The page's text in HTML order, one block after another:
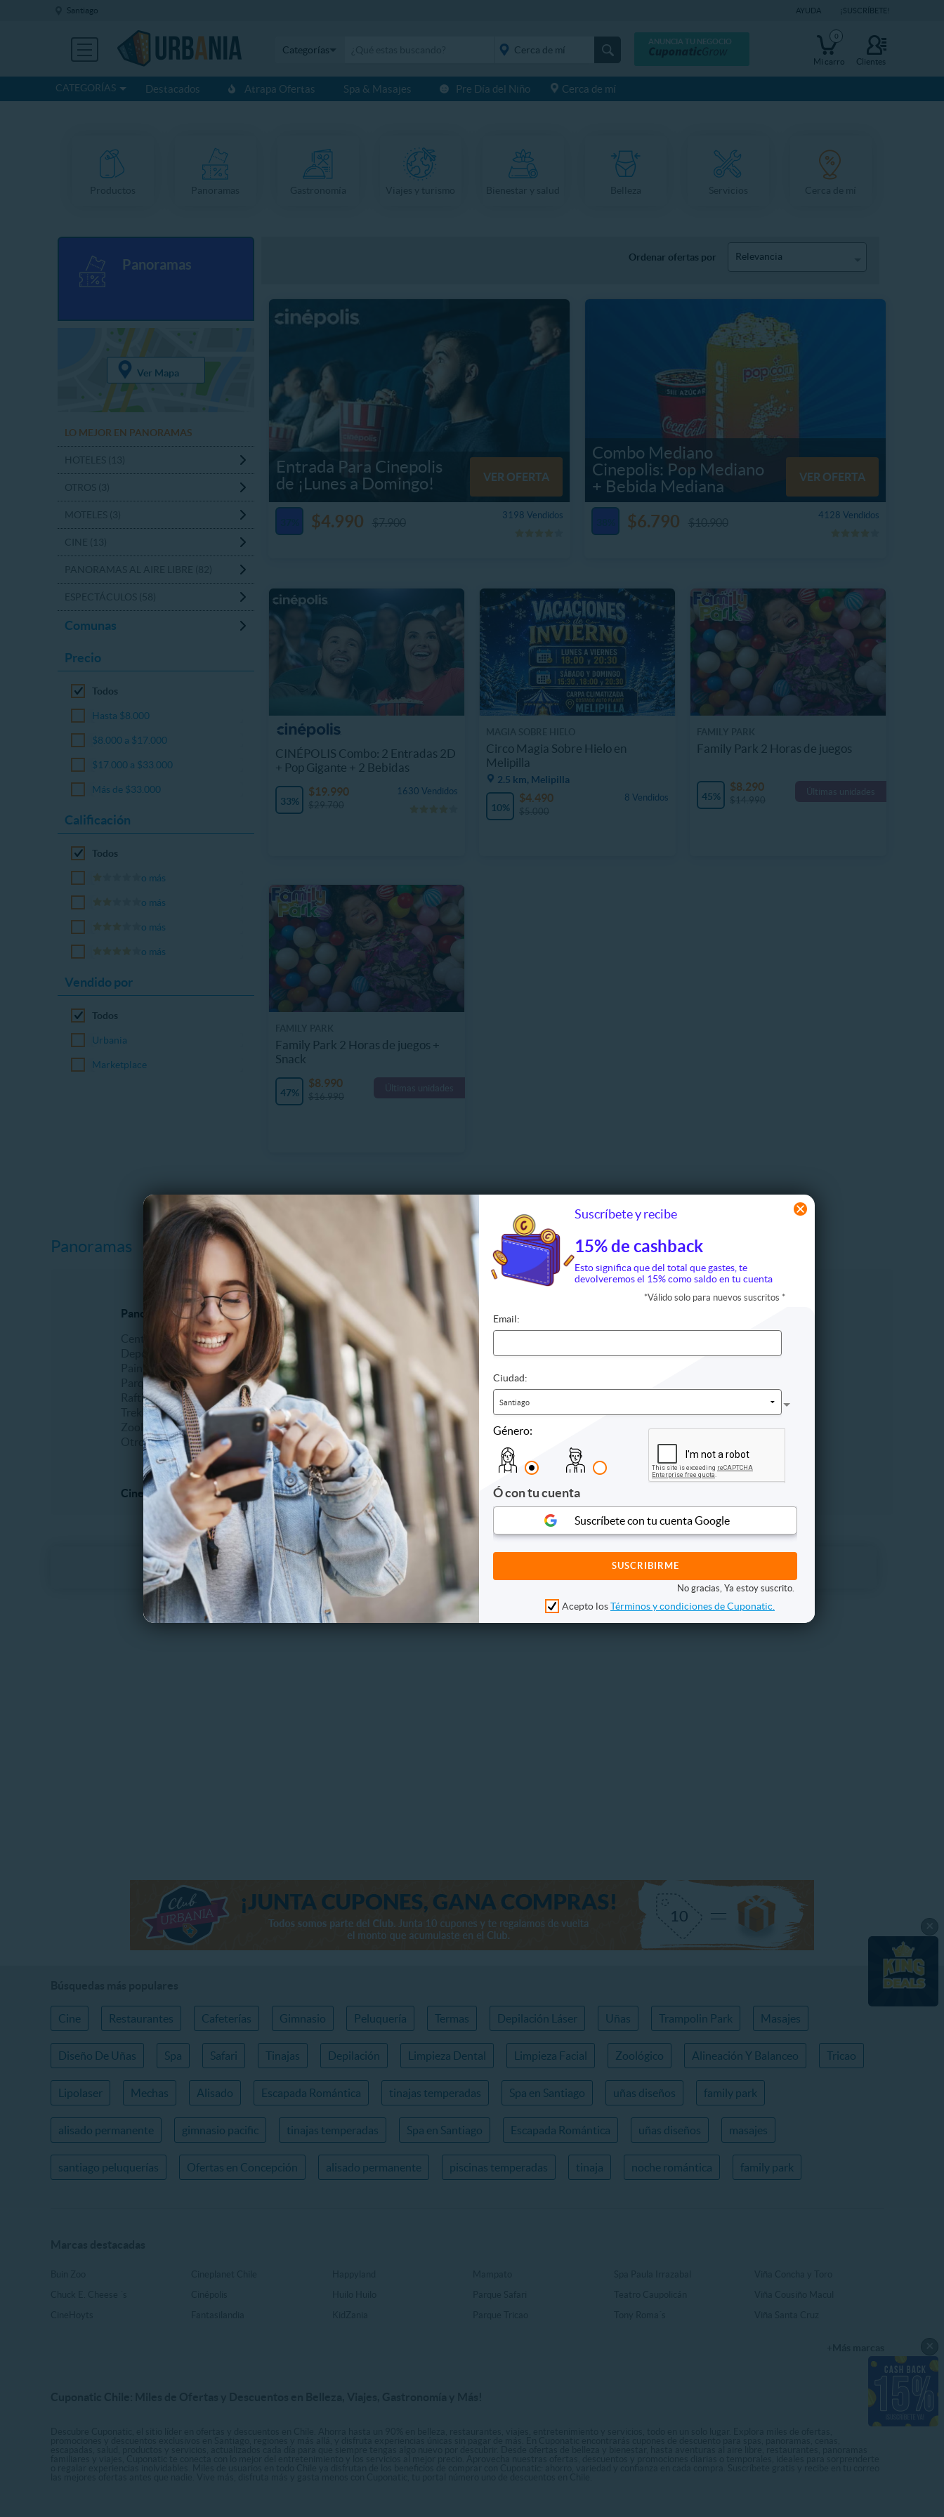
Santiago AYUDA ¡SUSCRÍBETE!
CATEGORÍAS
ANUNCIA TU NEGOCIO
Clientes
Categorías
placeholder="Todo el
0
Mi carro
Destacados Atrapa Ofertas Spa & Masajes Pre Día del Niño Cerca de mí
Suscríbete y recibe
15% de cashback
Esto significa que del total que gastes, te
devolveremos el 15% como saldo en tu cuenta
*Válido solo para nuevos suscritos *
Email:
Ciudad:
Santiago
Género:
Ó con tu cuenta
Suscríbete con tu cuenta Google
No gracias, Ya estoy suscrito.
Acepto losTérminos y condiciones de Cuponatic.
Panoramas
Ver Mapa
LO MEJOR EN PANORAMAS
Comunas
Precio
Todos
Hasta $8.000
$8.000 a $17.000
$17.000 a $33.000
Más de $33.000
Calificación
Todos
o más
o más
o más
o más
Vendido por
Todos
Urbania
Marketplace
Ordenar ofertas por Relevancia
Entrada Para Cinepolis
de ¡Lunes a Domingo!
VER OFERTA
3198 Vendidos
$4.990
Combo Mediano
Cinepolis: Pop Mediano
+ Bebida Mediana
VER OFERTA
4128 Vendidos
$6.790
CINÉPOLIS Combo: 2 Entradas 2D
+ Pop Gigante + 2 Bebidas
33%
1630 Vendidos
$19.990
Circo Magia Sobre Hielo en
Melipilla
2.5 km, Melipilla
10%
8 Vendidos
$4.490
Family Park 2 Horas de juegos
45% Últimas unidades
$8.290
Family Park 2 Horas de juegos +
Snack
47% Últimas unidades
$8.990
Panoramas
Panoramas al aire libre
Centros de ski
Deportes extremos
Parques de entretenimiento
Rafting
Trekking
Zoológicos
Otros
Espectáculos
Comidas y bebidas
Eróticos
Fiestas
Humor
Infantiles
Musicales
Recitales y conciertos
Teatro
Otros
Hoteles
Cine
Cine Restaurantes Cafeterías Gimnasio Peluquería Termas Depilación Láser Uñas Trampolin Park Masajes
Diseño De Uñas Spa Safari Tinajas Depilación Limpieza Dental Limpieza Facial Zoológico Alineación Y Balanceo Tricao
Lipolaser Mechas Alisado Escapada Romántica tinajas temperadas Spa en Santiago uñas diseños family park
alisado permanente gimnasio pacific tinajas temperadas Spa en Santiago Escapada Romántica uñas diseños masajes
santiago peluquerías Ofertas en Concepción alisado permanente piscinas temperadas tinaja noche romántica family park